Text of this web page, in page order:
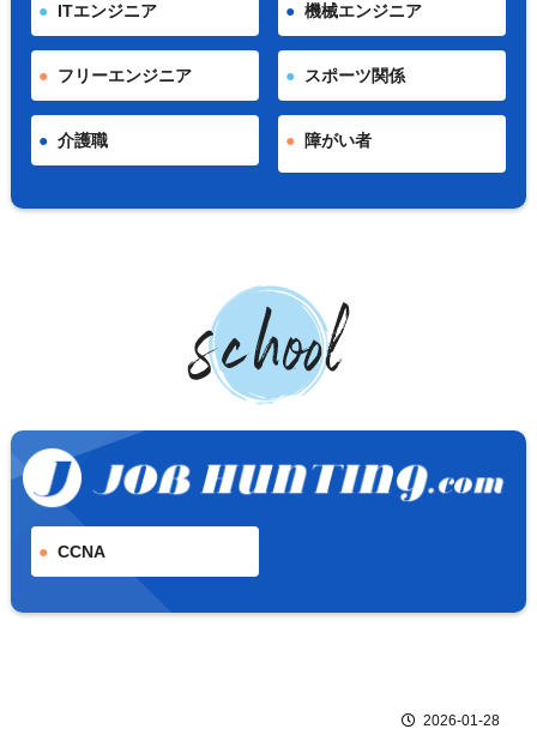
ITエンジニア 機械エンジニア
フリーエンジニア スポーツ関係
介護職 障がい者
CCNA
2026-01-28